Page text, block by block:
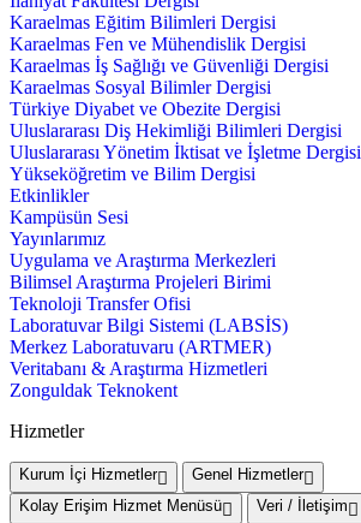
Karaelmas Eğitim Bilimleri Dergisi
Karaelmas Fen ve Mühendislik Dergisi
Karaelmas İş Sağlığı ve Güvenliği Dergisi
Karaelmas Sosyal Bilimler Dergisi
Türkiye Diyabet ve Obezite Dergisi
Uluslararası Diş Hekimliği Bilimleri Dergisi
Uluslararası Yönetim İktisat ve İşletme Dergisi
Yükseköğretim ve Bilim Dergisi
Etkinlikler
Kampüsün Sesi
Yayınlarımız
Uygulama ve Araştırma Merkezleri
Bilimsel Araştırma Projeleri Birimi
Teknoloji Transfer Ofisi
Laboratuvar Bilgi Sistemi (LABSİS)
Merkez Laboratuvaru (ARTMER)
Veritabanı & Araştırma Hizmetleri
Zonguldak Teknokent
Hizmetler
Kurum İçi Hizmetler
Genel Hizmetler
Kolay Erişim Hizmet Menüsü
Veri / İletişim